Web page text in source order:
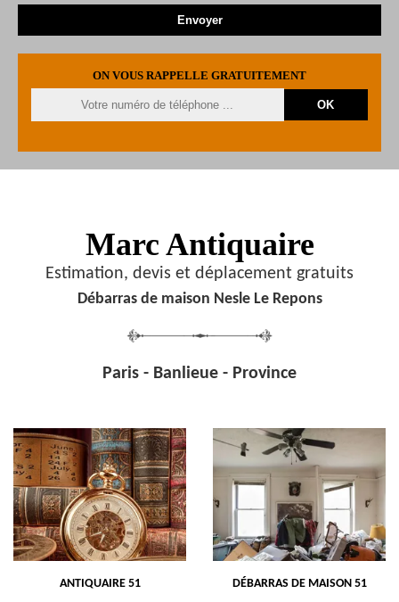
ON VOUS RAPPELLE GRATUITEMENT
Marc Antiquaire
Estimation, devis et déplacement gratuits
Débarras de maison Nesle Le Repons
Paris - Banlieue - Province
ANTIQUAIRE 51 DÉBARRAS DE MAISON 51